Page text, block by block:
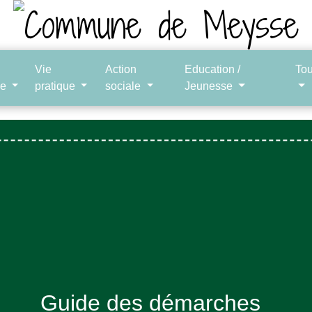
Vie
pratique
Action
sociale
Education /
Jeunesse
Guide des démarches